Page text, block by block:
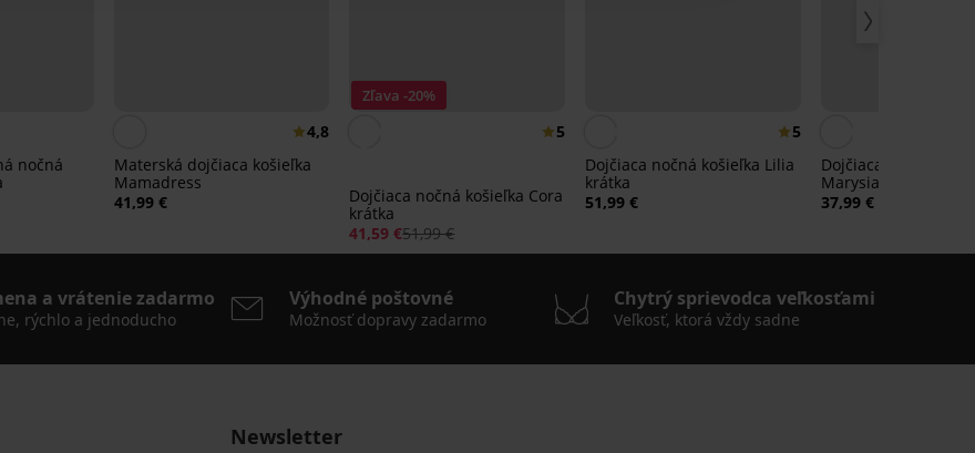
nočná
4,8
Materská dojčiaca košieľka
Mamadress
41,99 €
Zľava -20%
5
Dojčiaca nočná košieľka Cora
krátka
41,59 €51,99 €
5
Dojčiaca nočná košieľka Lilia
krátka
51,99 €
Dojčiaca nočná
Marysia krátka
37,99 €
a vrátenie zadarmo
rýchlo a jednoducho
Výhodné poštovné
Možnosť dopravy zadarmo
Chytrý sprievodca veľkosťami
Veľkosť, ktorá vždy sadne
Newsletter